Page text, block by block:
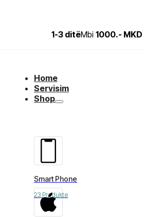
1-3 ditëMbi 1000.- MKD
Home
Servisim
Shop
Smart Phone
23 Produkte